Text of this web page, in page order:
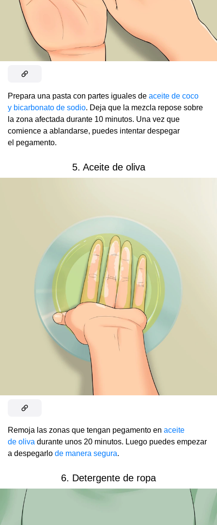
Prepara una pasta con partes iguales de aceite de coco
y bicarbonato de sodio. Deja que la mezcla repose sobre
la zona afectada durante 10 minutos. Una vez que
comience a ablandarse, puedes intentar despegar
el pegamento.
5. Aceite de oliva
Remoja las zonas que tengan pegamento en aceite
de oliva durante unos 20 minutos. Luego puedes empezar
a despegarlo de manera segura.
6. Detergente de ropa